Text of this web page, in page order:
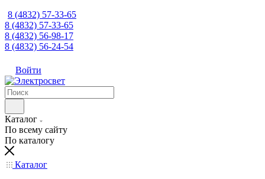
8 (4832) 57-33-65
8 (4832) 57-33-65
8 (4832) 56-98-17
8 (4832) 56-24-54
Войти
Каталог
По всему сайту
По каталогу
Каталог